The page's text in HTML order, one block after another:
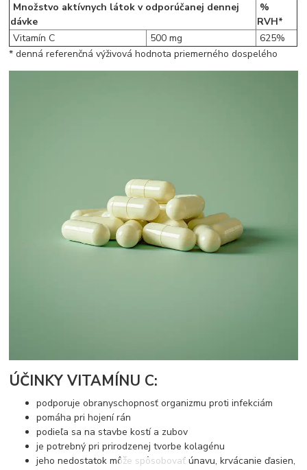
Množstvo aktívnych látok v odporúčanej dennej
dávke
%
RVH*
Vitamín C
500 mg
625%
* denná referenčná výživová hodnota priemerného dospelého
ÚČINKY VITAMÍNU C:
podporuje obranyschopnosť organizmu proti infekciám
pomáha pri hojení rán
podieľa sa na stavbe kostí a zubov
je potrebný pri prirodzenej tvorbe kolagénu
jeho nedostatok môže spôsobovať únavu, krvácanie ďasien,